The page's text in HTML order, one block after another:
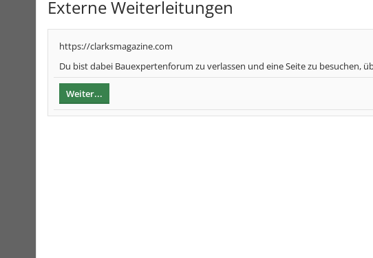
Externe Weiterleitungen
https://clarksmagazine.com
Du bist dabei Bauexpertenforum zu verlassen und eine Seite zu besuchen,
Weiter...